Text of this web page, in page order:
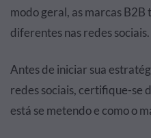
modo geral, as marcas
diferentes nas redes sociais.
Antes de iniciar sua
redes sociais, certifique-se
está se metendo e como o